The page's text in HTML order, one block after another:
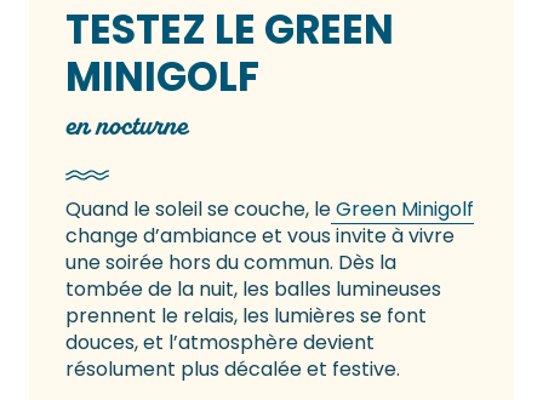
TESTEZ LE GREEN
MINIGOLF
en nocturne
Quand le soleil se couche, leGreen Minigolf
change d’ambiance et vous invite à vivre
une soirée hors du commun. Dès la
tombée de la nuit, les balles lumineuses
prennent le relais, les lumières se font
douces, et l’atmosphère devient
résolument plus décalée et festive.